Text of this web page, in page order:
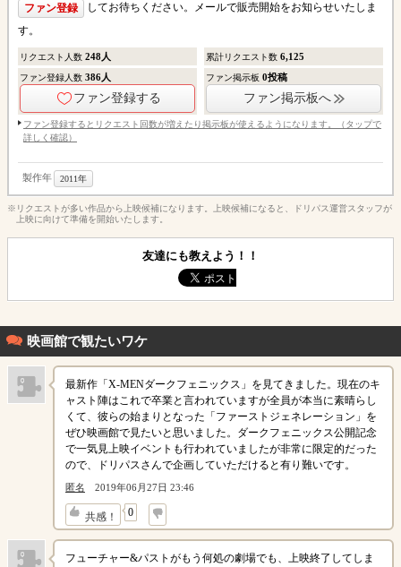
ファン登録
してお待ちください。メールで販売開始をお知らせいたしま
す。
リクエスト人数 248人 累計リクエスト数6,125
ファン登録人数 386人
ファン登録する
ファン掲示板0投稿
ファン掲示板へ
ファン登録するとリクエスト回数が増えたり掲示板が使えるようになります。（タップで
詳しく確認）
製作年 2011年
※リクエストが多い作品から上映候補になります。上映候補になると、ドリパス運営スタッフが
上映に向けて準備を開始いたします。
友達にも教えよう！！
映画館で観たいワケ
最新作「X-MENダークフェニックス」を見てきました。現在のキ
ャスト陣はこれで卒業と言われていますが全員が本当に素晴らし
くて、彼らの始まりとなった「ファーストジェネレーション」を
ぜひ映画館で見たいと思いました。ダークフェニックス公開記念
で一気見上映イベントも行われていましたが非常に限定的だった
ので、ドリパスさんで企画していただけると有り難いです。
匿名 2019年06月27日 23:46
共感！ 0
↓
フューチャー&パストがもう何処の劇場でも、上映終了してしま